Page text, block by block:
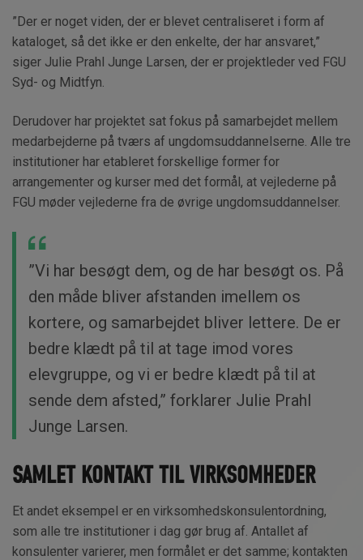
”Der er noget viden, der er blevet centraliseret i form af
kataloget, så det ikke er den enkelte, der har ansvaret,”
siger Julie Prahl Junge Larsen, der er projektleder ved FGU
Syd- og Midtfyn.
Derudover har projektet sat fokus på samarbejdet mellem
medarbejderne på tværs af ungdomsuddannelserne. Alle tre
institutioner har etableret forskellige former for
arrangementer og kurser med det formål, at vejlederne på
FGU møder vejlederne fra de øvrige ungdomsuddannelser.
”Vi har besøgt dem, og de har besøgt os. På
den måde bliver afstanden imellem os
kortere, og samarbejdet bliver lettere. De er
bedre klædt på til at tage imod vores
elevgruppe, og vi er bedre klædt på til at
sende dem afsted,” forklarer Julie Prahl
Junge Larsen.
SAMLET KONTAKT TIL VIRKSOMHEDER
Et andet eksempel er en virksomhedskonsulentordning,
som alle tre institutioner i dag gør brug af. Antallet af
konsulenter varierer, men formålet er det samme; kontakten